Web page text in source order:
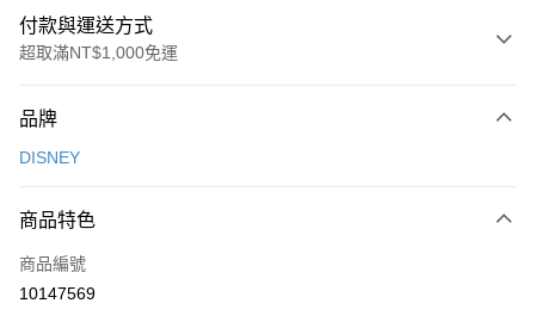
付款與運送方式
超取滿NT$1,000免運
信用卡一次付款
3 期 0 利率 每期
合作金庫商業銀行
上海商業儲蓄銀行
合作金庫商業銀行
超商取貨付款
品牌
DISNEY
商品特色
商品編號
10147569